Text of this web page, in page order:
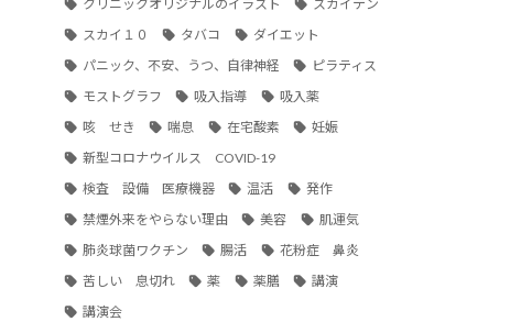
クリニックオリジナルのイラスト
スカイテン
スカイ１０
タバコ
ダイエット
パニック、不安、うつ、自律神経
ピラティス
モストグラフ
吸入指導
吸入薬
咳 せき
喘息 在宅酸素
妊娠
新型コロナウイルス COVID-19
検査 設備 医療機器
温活
発作
禁煙外来をやらない理由
美容
肌運気
肺炎球菌ワクチン
腸活
花粉症 鼻炎
苦しい 息切れ
薬 薬膳
講演
講演会